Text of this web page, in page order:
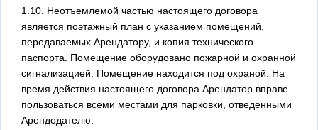
1.10. Неотъемлемой частью настоящего договора
является поэтажный план с указанием помещений,
передаваемых Арендатору, и копия технического
паспорта. Помещение оборудовано пожарной и охранной
сигнализацией. Помещение находится под охраной. На
время действия настоящего договора Арендатор вправе
пользоваться всеми местами для парковки, отведенными
Арендодателю.